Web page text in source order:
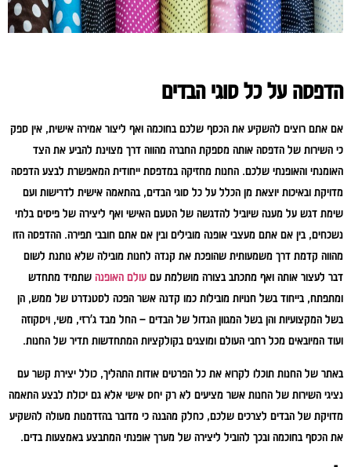
הדפסה על כל סוגי הבדים
אם אתם רוצים להשקיע את הכסף שלכם בחוכמה ואף ליצור אמירה אישית, אין ספק
כי השירות של הדפסה אותה מספקת החברה מהווה דרך מצוינת להביע את הצד
האומנתי והאופנתי שלכם. החנות מחזיקה במדפסת ייחודית המאפשרת לבצע הדפסה
מדויקת ובאיכות יוצאת מן הכלל על כל סוגי הבדים, בהתאמה אישית לדרישות ועם
שימת דגש על מענה שיוביל להדגשה של הטעם האישי ואף ליצירה של פיסים בלתי
נשכחים, בין אם אתם מעצבי אופנה מובילים ובין אם אתם חובבי תפירה. ההדפסה הזו
מהווה קדמת דרך משמעותית שהופכת את קנדה לחנות מובילה שלא נותנת לשום
דבר לעצור אותה ואף מתכתב בצורה מושלמת עם עולם האופנה שתמיד מתחדש
ומתפתח, בייחוד בשל חנויות מובילות כמו קדנה אשר הפכה לסטנדרט של ממש, הן
בשל המקצועיות והן בשל המגוון הגדול של הבדים – החל מבד ג'רזי, משי, ויסקוזה
ועוד המיובאים מכל רחבי העולם ומוצגים בקולקציות המתחדשות תדיר של החנות.
באתר של החנות תוכלו לקרוא את כל הפרטים אודות התהליך, כולל יצירת קשר עם
נציגי השירות של החנות אשר מציעים לא רק יחס אישי אלא גם יכולת לבצע התאמה
מדויקת של הבדים לצרכים שלכם, כחלק מהבנה כי מדובר בהזדמנות מעולה להשקיע
את הכסף בחוכמה ובכך להוביל ליצירה של מערך אופנתי המתבצע באמצעות בדים.